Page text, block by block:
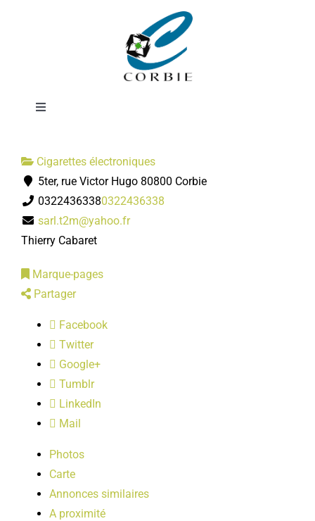
Toggle
DÉMARCHES ADMINISTRATIVES
SERVICES MUNICIPAUX
PRATIQUE
LOISIRS
PUBLICATIONS
J WELL Cigarette
électronique
Cigarettes électroniques
5ter, rue Victor Hugo 80800 Corbie
03224363380322436338
sarl.t2m@yahoo.fr
Thierry Cabaret
Marque-pages
Partager
Facebook
Twitter
Google+
Tumblr
LinkedIn
Mail
Photos
Carte
Annonces similaires
A proximité